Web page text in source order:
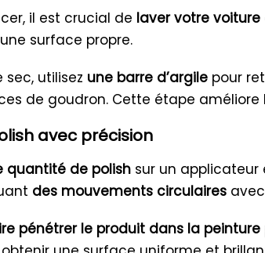
il est crucial de laver votre voiture
surface propre.
sec, utilisez une barre d’argile pour
de goudron. Cette étape
avec précision
quantité de polish sur un applicateur
des mouvements circulaires
pénétrer le produit dans la peinture